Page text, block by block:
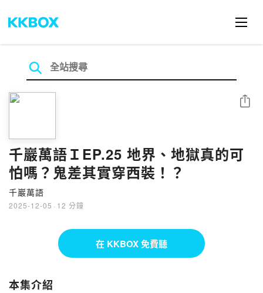
千巖萬語ＩEP.25 地界、地獄真的可
怕嗎？鬼差其實穿西裝！？
千巖萬語
2025-12-05 · 12 分鐘
分享
在 KKBOX 免費聽
本集介紹